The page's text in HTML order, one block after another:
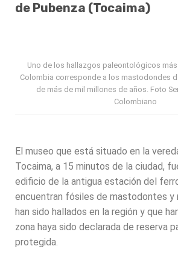
de Pubenza (Tocaima)
Uno de los hallazgos paleontológicos
Colombia corresponde a los mastodondes
de más de mil millones de años. Foto
Colombiano
El museo que está situado en la
Tocaima, a 15 minutos de la ciudad,
edificio de la antigua estación del
encuentran fósiles de mastodontes y
han sido hallados en la región y que
zona haya sido declarada de reserva
protegida.